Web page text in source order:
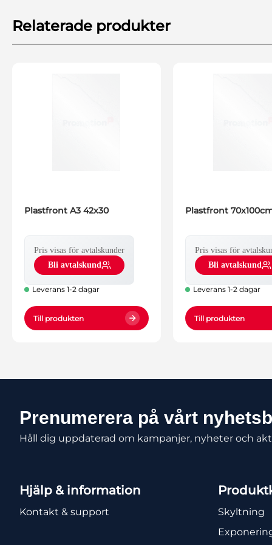
Relaterade produkter
Plastfront A3 42x30
Pris visas för avtalskunder
Bli avtalskund
Leverans 1-2 dagar
Till produkten
Plastfront
Pris visas för
Bli avtalskund
Leverans 1-2 dagar
Till produkten
Prenumerera på vårt
Håll dig uppdaterad om kampanjer, nyheter och
Hjälp & information
Kontakt & support
Skyltning